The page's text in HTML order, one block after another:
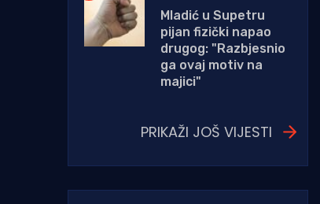
Mladić u Supetru
pijan fizički napao
drugog: "Razbjesnio
ga ovaj motiv na
majici"
PRIKAŽI JOŠ VIJESTI